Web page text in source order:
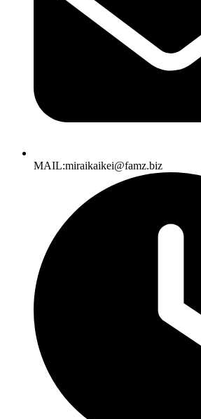
MAIL:miraikaikei@famz.biz